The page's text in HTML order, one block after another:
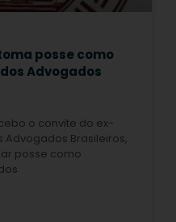
posse como
Advogados
o convite do ex-
Advogados Brasileiros,
posse como